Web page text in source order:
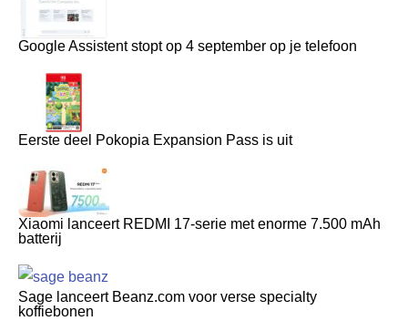
Google Assistent stopt op 4 september op je telefoon
Eerste deel Pokopia Expansion Pass is uit
Xiaomi lanceert REDMI 17-serie met enorme 7.500 mAh
batterij
Sage lanceert Beanz.com voor verse specialty
koffiebonen